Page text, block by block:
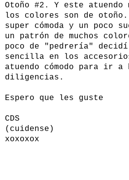
Otoño #2. Y este atuendo
los colores son de
super cómoda y un poco
un patrón de muchos
poco de "pedrería" decidí
sencilla en los
atuendo cómodo para ir a
diligencias.
Espero que les guste
CDS
(cuidense)
xoxoxox